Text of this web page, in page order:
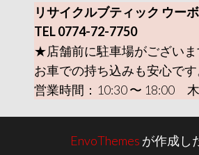
リサイクルブティック ウーボ
TEL 0774-72-7750
★店舗前に駐車場がございま
お車での持ち込みも安心です
営業時間：10:30 〜 18:00
EnvoThemes が作成し